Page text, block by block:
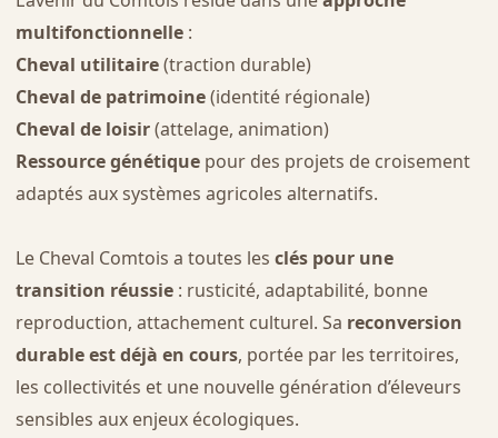
multifonctionnelle:
Cheval utilitaire(traction durable)
Cheval de patrimoine(identité régionale)
Cheval de loisir(attelage, animation)
Ressource génétiquepour des projets de croisement
adaptés aux systèmes agricoles alternatifs.
Le Cheval Comtois a toutes les clés pour une
transition réussie: rusticité, adaptabilité, bonne
reproduction, attachement culturel. Sa reconversion
durable est déjà en cours, portée par les territoires,
les collectivités et une nouvelle génération d’éleveurs
sensibles aux enjeux écologiques.